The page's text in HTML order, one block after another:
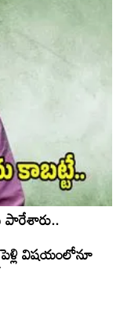
పారేశారు..
విషయంలోనూ